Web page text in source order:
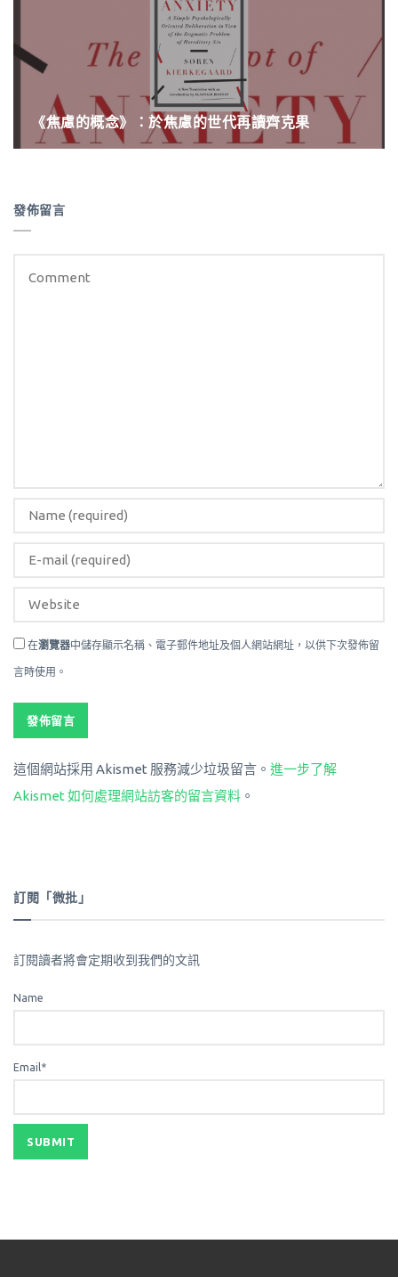
《焦慮的概念》：於焦慮的世代再讀齊克果
發佈留言
在瀏覽器中儲存顯示名稱、電子郵件地址及個人網站網址，以供下次發佈留
言時使用。
這個網站採用 Akismet 服務減少垃圾留言。 進一步了解
Akismet 如何處理網站訪客的留言資料 。
訂閱「微批」
訂閱讀者將會定期收到我們的文訊
Name
Email*